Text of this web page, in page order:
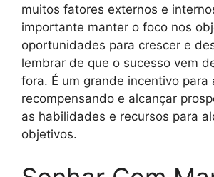
muitos fatores externos e
importante manter o foco nos
oportunidades para crescer e
lembrar de que o sucesso vem
fora. É um grande incentivo para
recompensando e alcançar
as habilidades e recursos para
objetivos.